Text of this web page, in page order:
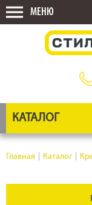
МЕНЮ
КАТАЛОГ
Главная Каталог